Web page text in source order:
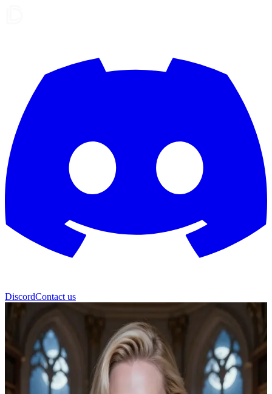
DiscordContact us